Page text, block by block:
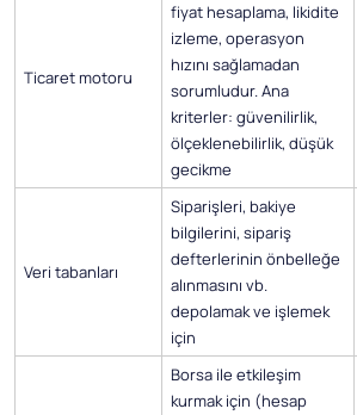
Ticaret motoru
fiyat hesaplama, likidite
izleme, operasyon
hızını sağlamadan
sorumludur. Ana
kriterler: güvenilirlik,
ölçeklenebilirlik, düşük
gecikme
Veri tabanları
Siparişleri, bakiye
bilgilerini, sipariş
defterlerinin önbelleğe
alınmasını vb.
depolamak ve işlemek
için
Borsa ile etkileşim
kurmak için (hesap